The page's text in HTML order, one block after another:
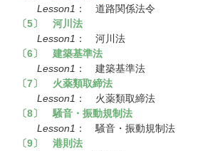
Lesson1 ： 道路関係法令
〔5〕 河川法
Lesson1 ： 河川法
〔6〕 建築基準法
Lesson1 ： 建築基準法
〔7〕 火薬類取締法
Lesson1 ： 火薬類取締法
〔8〕 騒音・振動規制法
Lesson1 ： 騒音・振動規制法
〔9〕 港則法